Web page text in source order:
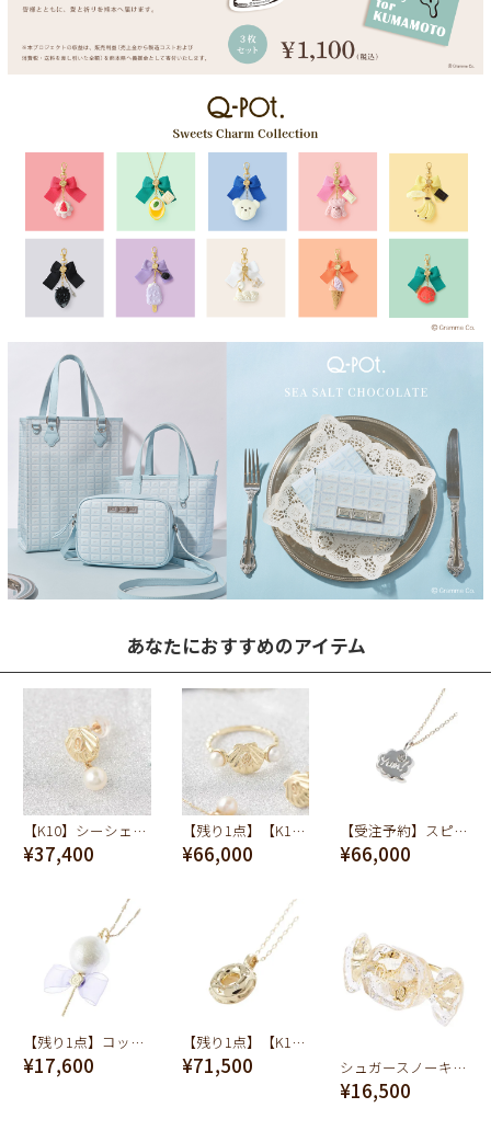
あなたにおすすめのアイテム
【K10】シーシェル ピアス
¥37,400
【残り1点】【K10】シーシェル リング
¥66,000
【受注予約】スピーチバルーン[yum!] ネックレス
¥66,000
【残り1点】コットンキャンディー ネックレス (ホワイト)
¥17,600
【残り1点】【K10/Yellow Gold】シュガー ナッツ ドーナッツ ネックレス
¥71,500 シュガースノーキャンディー リング
¥16,500